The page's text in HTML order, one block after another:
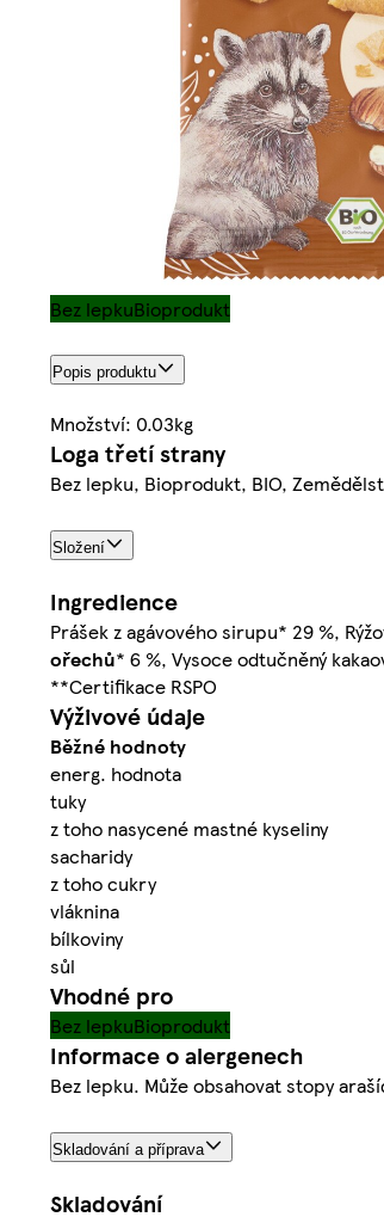
Bez lepkuBioprodukt
Popis produktu
Množství: 0.03kg
Loga třetí strany
Bez lepku, Bioprodukt, BIO,
Složení
Ingredience
Prášek z agávového sirupu* 29 %,
ořechů* 6 %, Vysoce odtučněný
**Certifikace RSPO
Výživové údaje
Běžné hodnoty
energ. hodnota
tuky
z toho nasycené mastné kyseliny
sacharidy
z toho cukry
vláknina
bílkoviny
sůl
Vhodné pro
Bez lepkuBioprodukt
Informace o alergenech
Bez lepku. Může obsahovat stopy
Skladování a příprava
Skladování